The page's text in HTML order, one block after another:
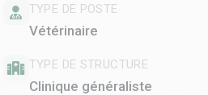
TYPE DE POSTE
Vétérinaire
TYPE DE STRUCTURE
Clinique généraliste